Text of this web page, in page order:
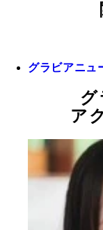
グラビアニュ
ア